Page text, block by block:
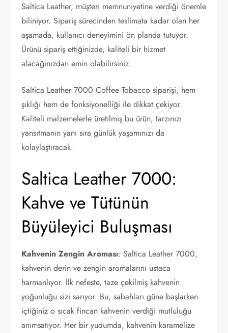
Saltica Leather, müşteri memnuniyetine verdiği önemle
biliniyor. Sipariş sürecinden teslimata kadar olan her
aşamada, kullanıcı deneyimini ön planda tutuyor.
Ürünü sipariş ettiğinizde, kaliteli bir hizmet
alacağınızdan emin olabilirsiniz.
Saltica Leather 7000 Coffee Tobacco siparişi, hem
şıklığı hem de fonksiyonelliği ile dikkat çekiyor.
Kaliteli malzemelerle üretilmiş bu ürün, tarzınızı
yansıtmanın yanı sıra günlük yaşamınızı da
kolaylaştıracak.
Saltica Leather 7000:
Kahve ve Tütünün
Büyüleyici Buluşması
Kahvenin Zengin Aroması: Saltica Leather 7000,
kahvenin derin ve zengin aromalarını ustaca
harmanlıyor. İlk nefeste, taze çekilmiş kahvenin
yoğunluğu sizi sarıyor. Bu, sabahları güne başlarken
içtiğiniz o sıcak fincan kahvenin verdiği mutluluğu
anımsatıyor. Her bir yudumda, kahvenin karamelize